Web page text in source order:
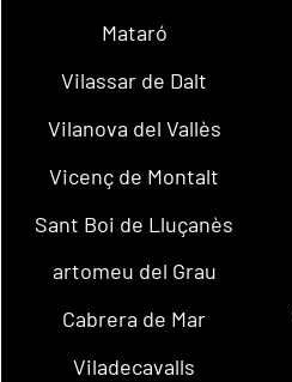
Mataró
Vilassar de Dalt
Vilanova del Vallès
Vicenç de Montalt
Sant Boi de Lluçanès
artomeu del Grau
Cabrera de Mar
Viladecavalls